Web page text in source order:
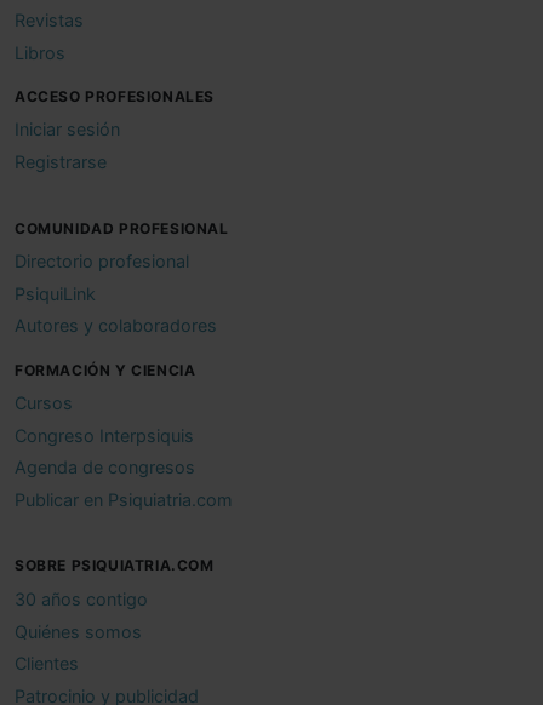
Revistas
Libros
ACCESO PROFESIONALES
Iniciar sesión
Registrarse
COMUNIDAD PROFESIONAL
Directorio profesional
PsiquiLink
Autores y colaboradores
FORMACIÓN Y CIENCIA
Cursos
Congreso Interpsiquis
Agenda de congresos
Publicar en Psiquiatria.com
SOBRE PSIQUIATRIA.COM
30 años contigo
Quiénes somos
Clientes
Patrocinio y publicidad